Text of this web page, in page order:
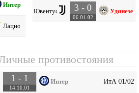
Интер
Лацио
Ювентус 3 - 0
06.01.02
Удинезе
противостояния
1 - 1
14.10.01
Интер ИтА 01/02